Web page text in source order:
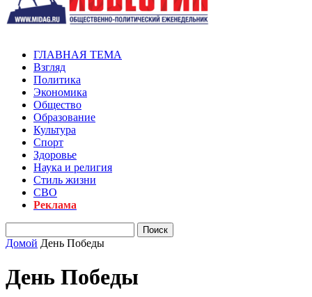
ГЛАВНАЯ ТЕМА
Взгляд
Политика
Экономика
Общество
Образование
Культура
Спорт
Здоровье
Наука и религия
Стиль жизни
СВО
Реклама
Домой День Победы
День Победы